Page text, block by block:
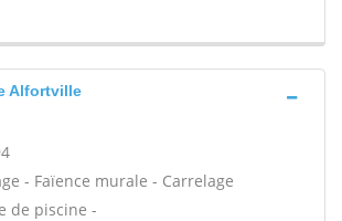
Alfortville
- Faïence murale - Carrelage
de piscine -